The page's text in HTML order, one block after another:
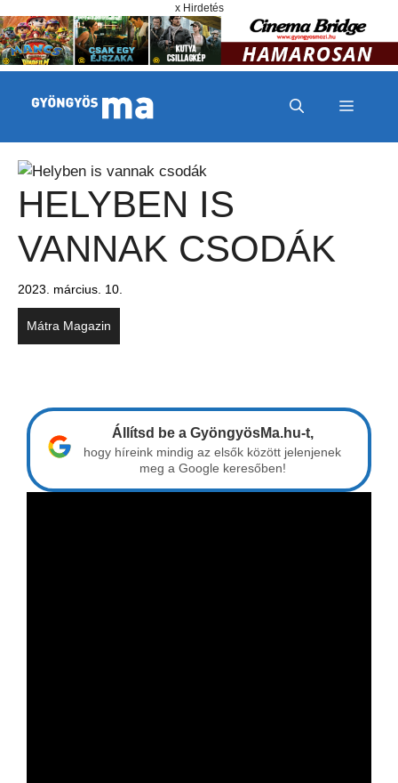
x Hirdetés
MENÜ
HELYBEN IS
VANNAK CSODÁK
2023. március. 10.
Mátra Magazin
Állítsd be a GyöngyösMa.hu-t,
hogy híreink mindig az elsők között jelenjenek
meg a Google keresőben!